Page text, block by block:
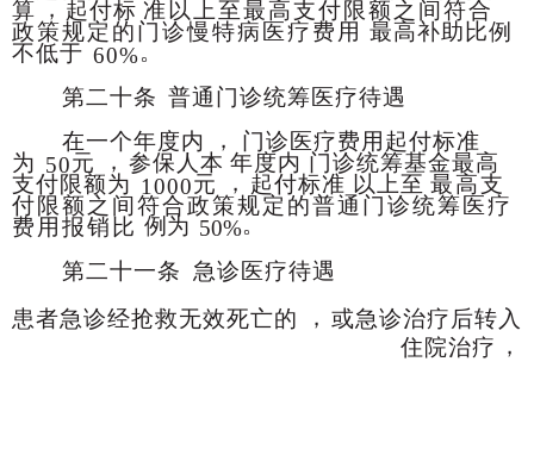
算
， 起付标 准以上至最高支付限额之间符合
政策规定的门诊慢特病医疗费用 最高补助比例
不低于 60%。
第二十条 普通门诊统筹医疗待遇
在一个年度内
，
门诊医疗费用起付标准
为 50元 ， 参保人本 年度内 门诊统筹基金最高
支付限额为 1000元 ， 起付标准 以上至 最高支
付限额之间符合政策规定的普通门诊统筹医疗
费用报销比 例为 50%。
第二十一条 急诊医疗待遇
患者急诊经抢救无效死亡的
， 或急诊治疗后转入
住院治疗 ，